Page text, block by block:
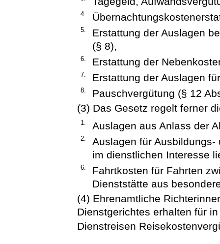
4.
5.
Erstattung der Auslagen
(§ 8),
6. Erstattung der
7. Erstattung der Auslagen
8.
Pauschvergütung (§ 12
(3) Das Gesetz regelt ferner
1. Auslagen aus Anlass der
2.
Auslagen für
im dienstlichen Interesse
6.
Fahrtkosten für Fahrten
Dienststätte aus
(4) Ehrenamtliche
Dienstgerichtes erhalten für
Dienstreisen